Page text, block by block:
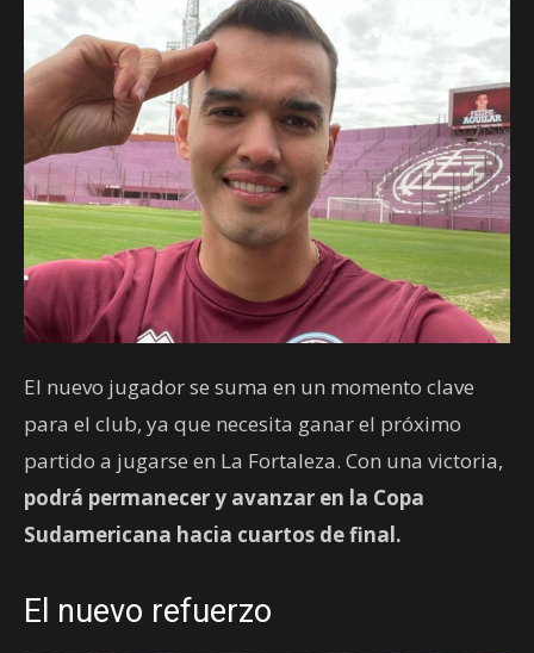
El nuevo jugador se suma en un momento clave
para el club, ya que necesita ganar el próximo
partido a jugarse en La Fortaleza. Con una victoria,
podrá permanecer y avanzar en la Copa
Sudamericana hacia cuartos de final.
El nuevo refuerzo